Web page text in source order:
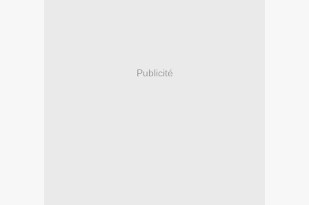
Publicité